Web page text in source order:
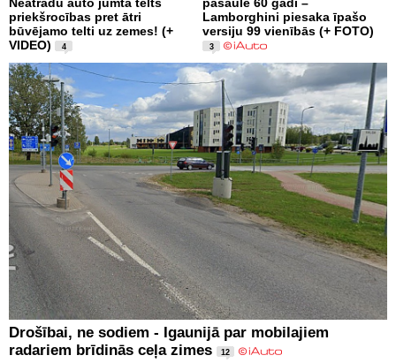
Neatradu auto jumta telts
priekšrocības pret ātri
būvējamo telti uz zemes! (+
VIDEO)
4
pasaulē 60 gadi –
Lamborghini piesaka īpašo
versiju 99 vienībās (+ FOTO)
3
Drošībai, ne sodiem - Igaunijā par mobilajiem
radariem brīdinās ceļa zimes
12